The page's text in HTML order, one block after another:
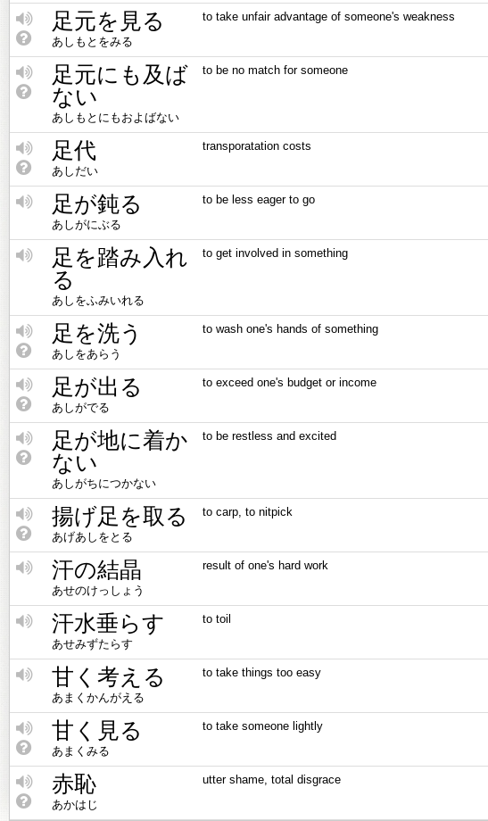
足元を見る
あしもとをみる
to take unfair advantage of someone's weakness
足元にも及ば
ない
あしもとにもおよばない
to be no match for someone
足代
あしだい
transporatation costs
足が鈍る
あしがにぶる
to be less eager to go
足を踏み入れ
る
あしをふみいれる
to get involved in something
足を洗う
あしをあらう
to wash one's hands of something
足が出る
あしがでる
to exceed one's budget or income
足が地に着か
ない
あしがちにつかない
to be restless and excited
揚げ足を取る
あげあしをとる
to carp, to nitpick
汗の結晶
あせのけっしょう
result of one's hard work
汗水垂らす
あせみずたらす
to toil
甘く考える
あまくかんがえる
to take things too easy
甘く見る
あまくみる
to take someone lightly
赤恥
あかはじ
utter shame, total disgrace